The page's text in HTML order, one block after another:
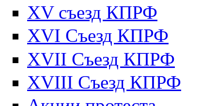
XV съезд КПРФ
XVI Съезд КПРФ
XVII Cъезд КПРФ
XVIII Cъезд КПРФ